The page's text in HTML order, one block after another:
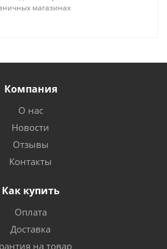
магазинах
Компания
О нас
Новости
Отзывы
Контакты
Как купить
Оплата
Доставка
на товар